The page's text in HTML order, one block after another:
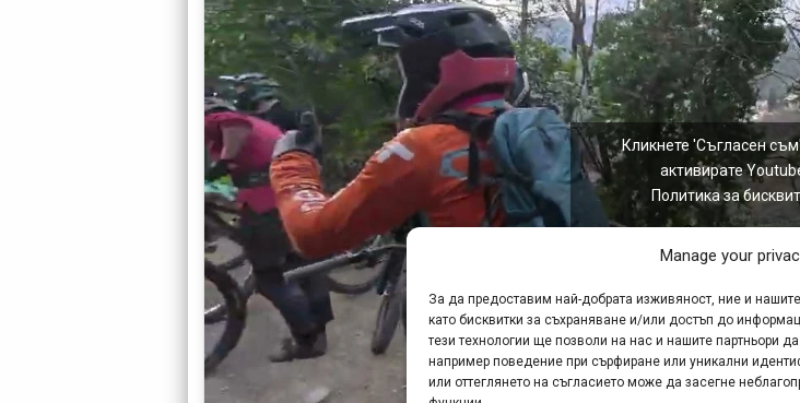
Manage your
За да предоставим най-добрата изживяност, ние и
като бисквитки за съхраняване и/или достъп до
тези технологии ще позволи на нас и нашите партньори
например поведение при сърфиране или уникални
или оттеглянето на съгласието може да засегне
Кликнете 'Съгласен
активирате
Политика за
Съгласен съм